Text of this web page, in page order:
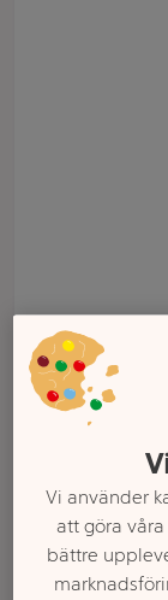
Vi använder
att göra
bättre